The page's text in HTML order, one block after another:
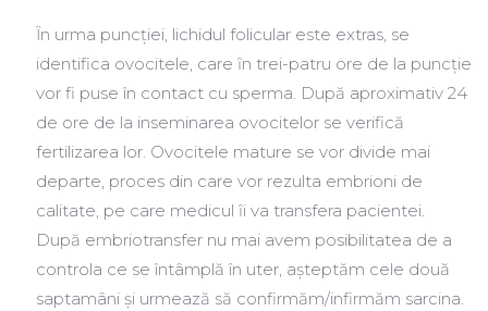
Ȋn urma puncţiei, lichidul folicular este extras, se
identifica ovocitele, care ȋn trei-patru ore de la puncţie
vor fi puse în contact cu sperma. După aproximativ 24
de ore de la inseminarea ovocitelor se verifică
fertilizarea lor. Ovocitele mature se vor divide mai
departe, proces din care vor rezulta embrioni de
calitate, pe care medicul ȋi va transfera pacientei.
După embriotransfer nu mai avem posibilitatea de a
controla ce se întâmplă în uter, așteptăm cele două
saptamâni și urmează să confirmăm/infirmăm sarcina.